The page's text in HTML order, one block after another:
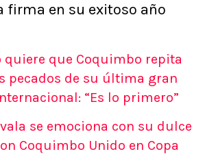
firma en su exitoso año
quiere que Coquimbo repita
pecados de su última gran
“Es lo primero”
se emociona con su dulce
Coquimbo Unido en Copa